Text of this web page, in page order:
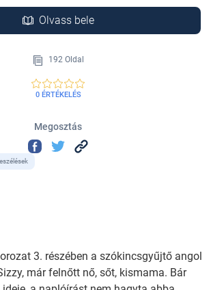
Olvass bele
192 Oldal
0 ÉRTÉKELÉS
Megosztás
3. részében a szókincsgyűjtő angol
már felnőtt nő, sőt, kismama. Bár